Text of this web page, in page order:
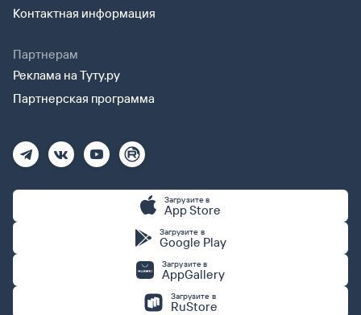
Контактная информация
Партнерам
Реклама на Туту.ру
Партнерская программа
Загрузите в
App Store
Загрузите в
Google Play
Загрузите в
AppGallery
Загрузите в
RuStore